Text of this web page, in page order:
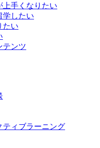
上手くなりたい
学したい
たい
テンツ
ティブラーニング